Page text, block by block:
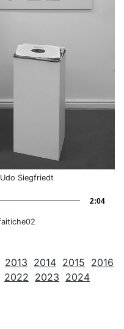
Udo Siegfriedt
2:04
2013 2014 2015 2016
2022 2023 2024